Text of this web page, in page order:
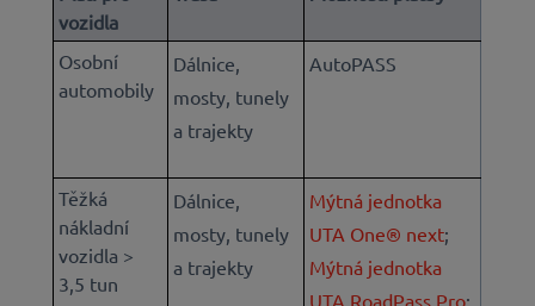
vozidla
Osobní
automobily
Dálnice,
mosty, tunely
a trajekty
AutoPASS
Těžká
nákladní
vozidla >
3,5 tun
Dálnice,
mosty, tunely
a trajekty
Mýtná jednotka
UTA One® next;
Mýtná jednotka
UTA RoadPass Pro;